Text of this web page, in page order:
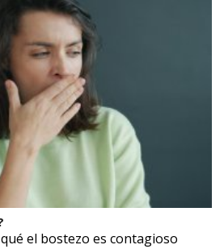
el bostezo es contagioso